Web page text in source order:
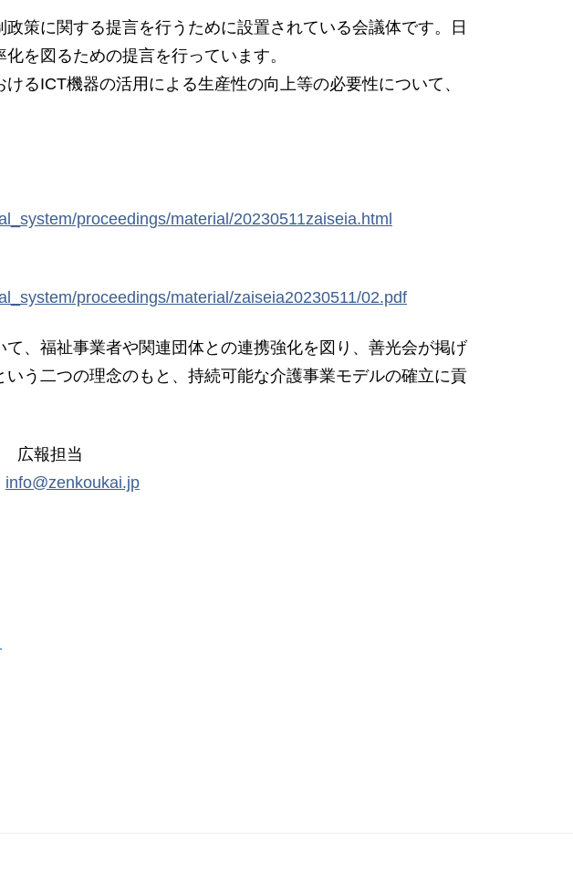
策に関する提言を行うために設置されている会議体です。日
を図るための提言を行っています。
ICT機器の活用による生産性の向上等の必要性について、
proceedings/material/20230511zaiseia.html
proceedings/material/zaiseia20230511/02.pdf
、福祉事業者や関連団体との連携強化を図り、善光会が掲げ
う二つの理念のもと、持続可能な介護事業モデルの確立に貢
広報担当
info@zenkoukai.jp